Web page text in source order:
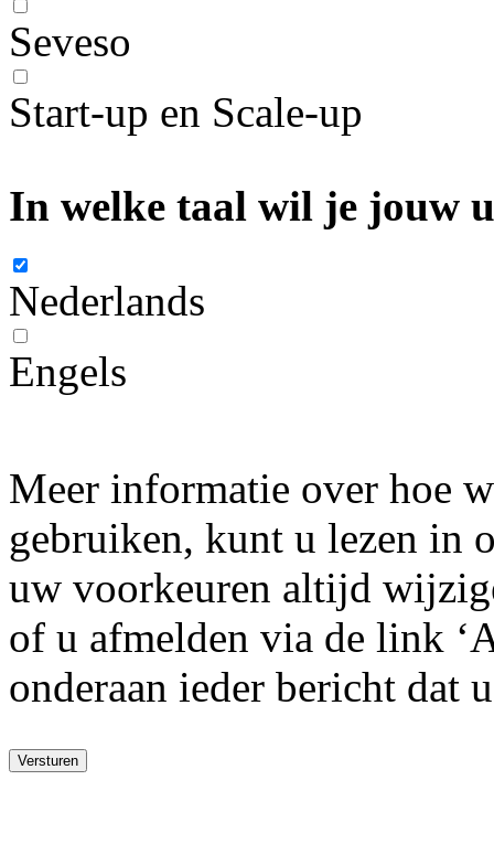
Seveso
Start-up en Scale-up
In welke taal wil je jouw
Nederlands
Engels
Meer informatie over hoe
gebruiken, kunt u lezen in
uw voorkeuren altijd
of u afmelden via de link
onderaan ieder bericht dat
Versturen